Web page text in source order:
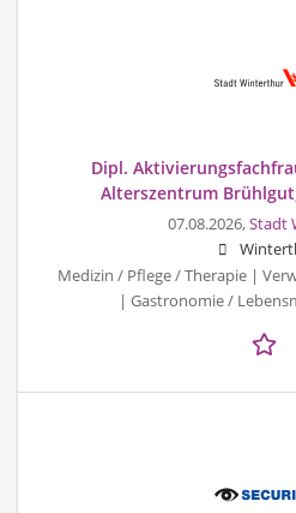
Dipl.
Alterszentrum
07.08.2026,Stadt
Medizin / Pflege / Therapie |
| Gastronomie /